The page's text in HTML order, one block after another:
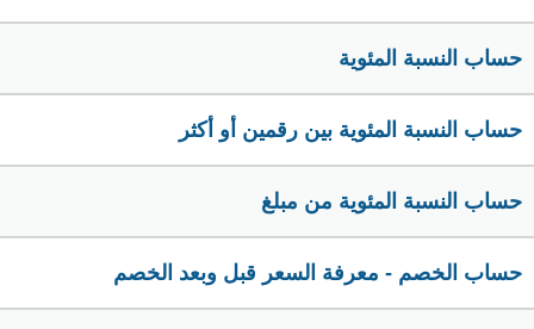
حساب النسبة المئوية
حساب النسبة المئوية بين رقمين أو أكثر
حساب النسبة المئوية من مبلغ
حساب الخصم - معرفة السعر قبل وبعد الخصم